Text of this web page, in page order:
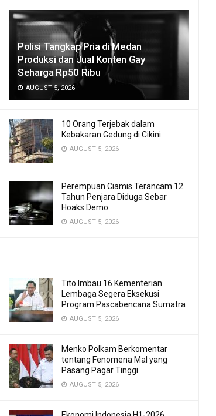
Polisi Tangkap Pria di Medan
Produksi dan Jual Konten Gay
Seharga Rp50 Ribu
AUGUST 5, 2026
10 Orang Terjebak dalam
Kebakaran Gedung di Cikini
AUGUST 5, 2026
Perempuan Ciamis Terancam 12
Tahun Penjara Diduga Sebar
Hoaks Demo
AUGUST 5, 2026
Tito Imbau 16 Kementerian
Lembaga Segera Eksekusi
Program Pascabencana Sumatra
AUGUST 5, 2026
Menko Polkam Berkomentar
tentang Fenomena Mal yang
Pasang Pagar Tinggi
AUGUST 5, 2026